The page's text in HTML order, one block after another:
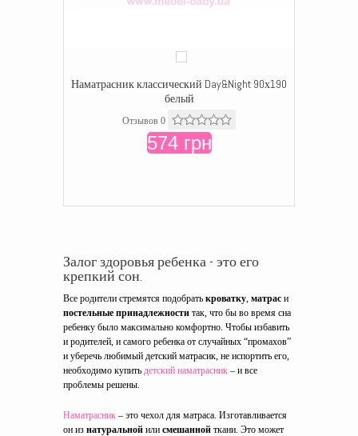
Наматрасник классический Day&Night 90х190
белый
Отзывов 0
574 грн
Залог здоровья ребенка - это его
крепкий сон.
Все родители стремятся подобрать кроватку, матрас и
постельные принадлежности так, что бы во время сна
ребенку было максимально комфортно. Чтобы избавить
и родителей, и самого ребенка от случайных “промахов”
и уберечь любимый детский матрасик, не испортить его,
необходимо купить детский наматрасник – и все
проблемы решены.
Наматрасник – это чехол для матраса. Изготавливается
он из натуральной или смешанной ткани. Это может